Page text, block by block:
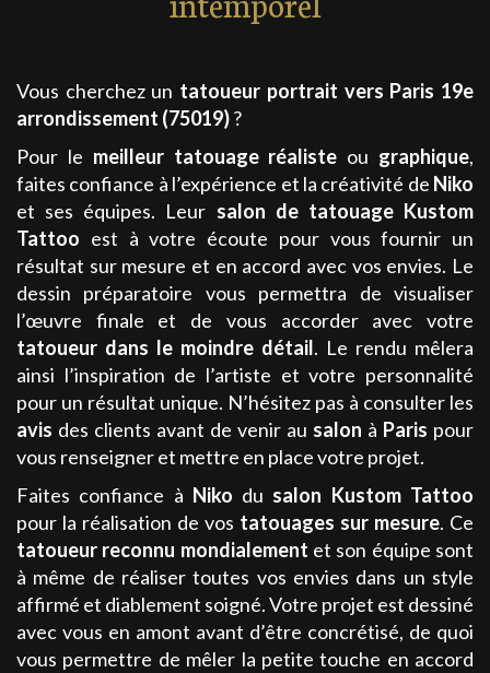
Vous cherchez un tatoueur portrait vers Paris 19e
arrondissement (75019)?
Pour le meilleur tatouage réaliste ou graphique,
faites confiance à l’expérience et la créativité de Niko
et ses équipes. Leur salon de tatouage Kustom
Tattoo est à votre écoute pour vous fournir un
résultat sur mesure et en accord avec vos envies. Le
dessin préparatoire vous permettra de visualiser
l’œuvre finale et de vous accorder avec votre
tatoueur dans le moindre détail. Le rendu mêlera
ainsi l’inspiration de l’artiste et votre personnalité
pour un résultat unique. N’hésitez pas à consulter les
avis des clients avant de venir au salon à Paris pour
vous renseigner et mettre en place votre projet.
Faites confiance à Niko du salon Kustom Tattoo
pour la réalisation de vos tatouages sur mesure. Ce
tatoueur reconnu mondialement et son équipe sont
à même de réaliser toutes vos envies dans un style
affirmé et diablement soigné. Votre projet est dessiné
avec vous en amont avant d’être concrétisé, de quoi
vous permettre de mêler la petite touche en accord